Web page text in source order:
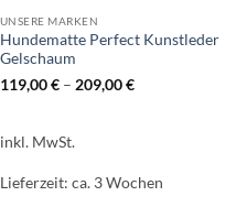
UNSERE MARKEN
Hundematte Perfect Kunstleder
Gelschaum
119,00€– 209,00€
inkl. MwSt.
Lieferzeit: ca. 3 Wochen